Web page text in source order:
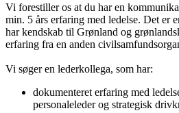
Vi forestiller os at du har en
min. 5 års erfaring med ledelse. Det er
har kendskab til Grønland og
erfaring fra en anden
Vi søger en lederkollega, som har:
dokumenteret erfaring med
personaleleder og strategisk